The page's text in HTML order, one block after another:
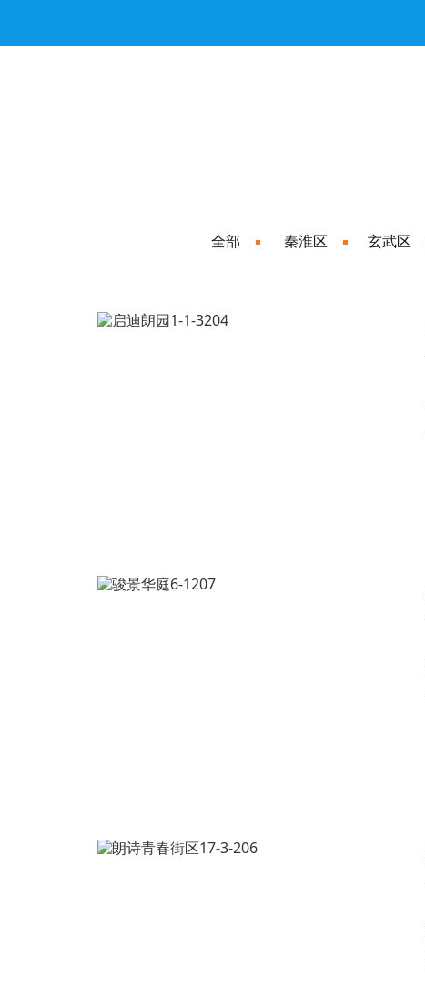
全部 秦淮区 玄武区